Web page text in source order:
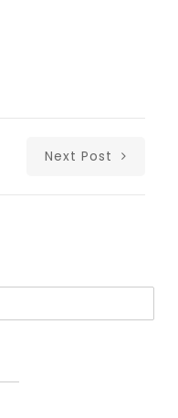
Next Post